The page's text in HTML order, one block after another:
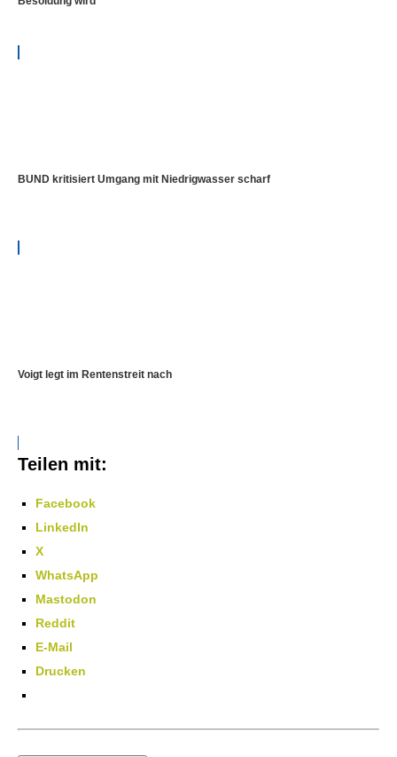
BUND kritisiert Umgang mit Niedrigwasser scharf
Voigt legt im Rentenstreit nach
Teilen mit:
Facebook
LinkedIn
X
WhatsApp
Mastodon
Reddit
E-Mail
Drucken